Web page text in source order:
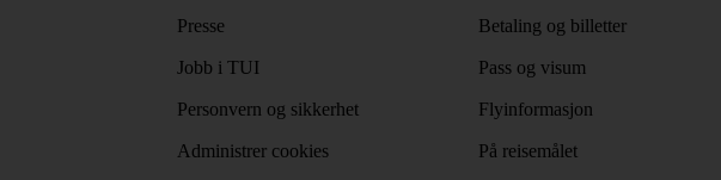
Presse
Jobb i TUI
Personvern og sikkerhet
Administrer cookies
Betaling og billetter
Pass og visum
Flyinformasjon
På reisemålet